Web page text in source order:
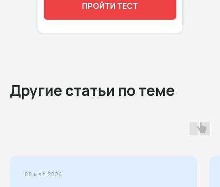
ПРОЙТИ ТЕСТ
Другие статьи по теме
08 мая 2026